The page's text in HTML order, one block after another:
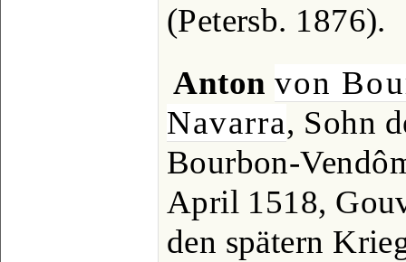
(Petersb. 1876).
Anton von
Navarra, Sohn
Bourbon-
April 1518,
den spätern